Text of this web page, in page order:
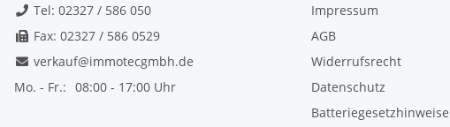
Tel: 02327 / 586 050
Fax: 02327 / 586 0529
verkauf@immotecgmbh.de
Mo. - Fr.: 08:00 - 17:00 Uhr
Impressum
AGB
Widerrufsrecht
Datenschutz
Batteriegesetzhinweise